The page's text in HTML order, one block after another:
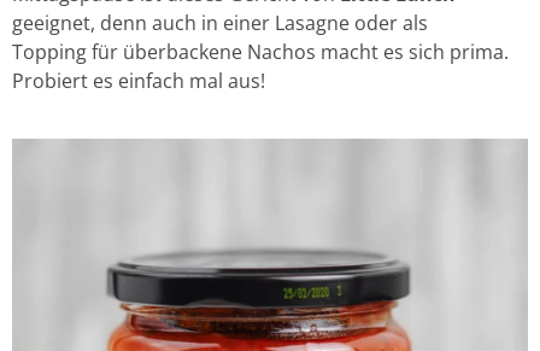
geeignet, denn auch in einer Lasagne oder als
Topping für überbackene Nachos macht es sich prima.
Probiert es einfach mal aus!